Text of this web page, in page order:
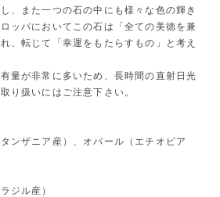
、また一つの石の中にも様々な色の輝き
ッパにおいてこの石は「全ての美徳を兼
、転じて「幸運をもたらすもの」と考え
量が非常に多いため、長時間の直射日光
り扱いにはご注意下さい。
ンザニア産）、オパール（エチオピア
ジル産）